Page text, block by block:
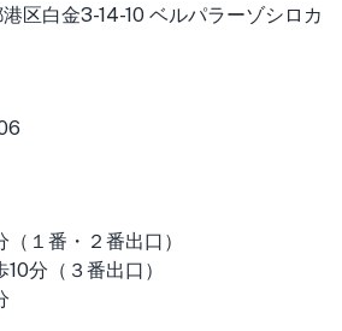
区白金3-14-10 ベルパラーゾシロカ
（１番・２番出口）
10分（３番出口）